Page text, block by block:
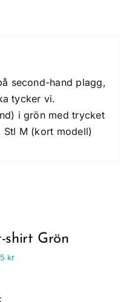
second-hand plagg,
tycker vi.
i grön med trycket
Stl M (kort modell)
shirt Grön
kr